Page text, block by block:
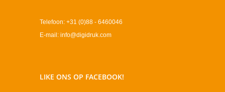
Telefoon: +31 (0)88 - 6460046
E-mail: info@digidruk.com
LIKE ONS OP FACEBOOK!